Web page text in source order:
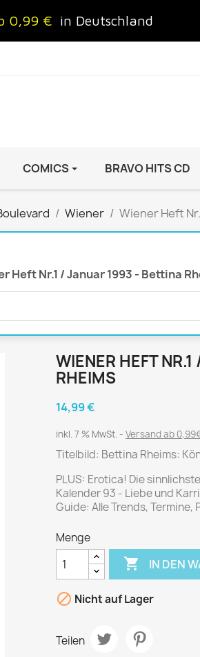
0,99 € in Deutschland
AUTO & MOTOR
ADAC Motorwelt
Autoprospekte &
Broschüren
Gute Fahrt
Klassik Motorrad
MO Zeitschrift
Motorrad Classic
Motorrad Zeitschrift
Oldtimer Markt
Programmhefte Rennen
PS das Sport Motorrad
TOURENFAHRER
Screenfun
REISE &
URLAUB
MERIAN
COMICS BRAVO HITS CD
Wiener Wiener Heft
Heft Nr.1 / Januar 1993 - Bettina
WIENER HEFT
RHEIMS
14,99 €
inkl. 7 % MwSt. Versand ab
Titelbild: Bettina Rheims:
PLUS: Erotica! Die
Kalender 93 - Liebe und
Guide: Alle Trends, Termine,
Menge
 IN DEN
 Nicht auf Lager
Teilen